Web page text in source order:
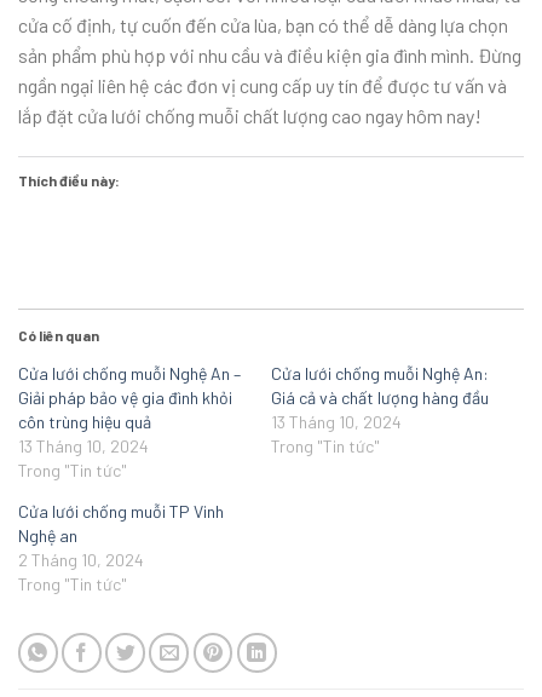
cửa cố định, tự cuốn đến cửa lùa, bạn có thể dễ dàng lựa chọn
sản phẩm phù hợp với nhu cầu và điều kiện gia đình mình. Đừng
ngần ngại liên hệ các đơn vị cung cấp uy tín để được tư vấn và
lắp đặt cửa lưới chống muỗi chất lượng cao ngay hôm nay!
Thích điều này:
Có liên quan
Cửa lưới chống muỗi Nghệ An –
Giải pháp bảo vệ gia đình khỏi
côn trùng hiệu quả
13 Tháng 10, 2024
Trong "Tin tức"
Cửa lưới chống muỗi Nghệ An:
Giá cả và chất lượng hàng đầu
13 Tháng 10, 2024
Trong "Tin tức"
Cửa lưới chống muỗi TP Vinh
Nghệ an
2 Tháng 10, 2024
Trong "Tin tức"